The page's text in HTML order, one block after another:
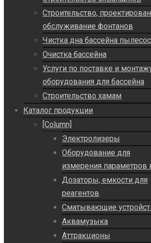
Строительство,
обслуживание фонтанов
Чистка дна бассейна
Очистка бассейна
Услуги по поставке и
оборудования для бассейна
Строительство хамам
Каталог продукции
[Column]
Электролизеры
Оборудование для
измерения параметров
Дозаторы, емкости для
реагентов
Сматывающие
Аквамузыка
Аттракционы